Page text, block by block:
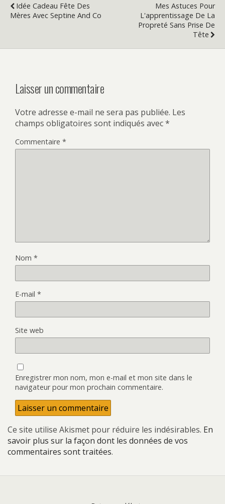
Idée Cadeau Fête Des
Mères Avec Septine And Co
Mes Astuces Pour
L'apprentissage De La
Propreté Sans Prise De
Tête
Laisser un commentaire
Votre adresse e-mail ne sera pas publiée. Les
champs obligatoires sont indiqués avec*
Commentaire *
Nom *
E-mail *
Site web
Enregistrer mon nom, mon e-mail et mon site dans le
navigateur pour mon prochain commentaire.
Ce site utilise Akismet pour réduire les indésirables. En
savoir plus sur la façon dont les données de vos
commentaires sont traitées.